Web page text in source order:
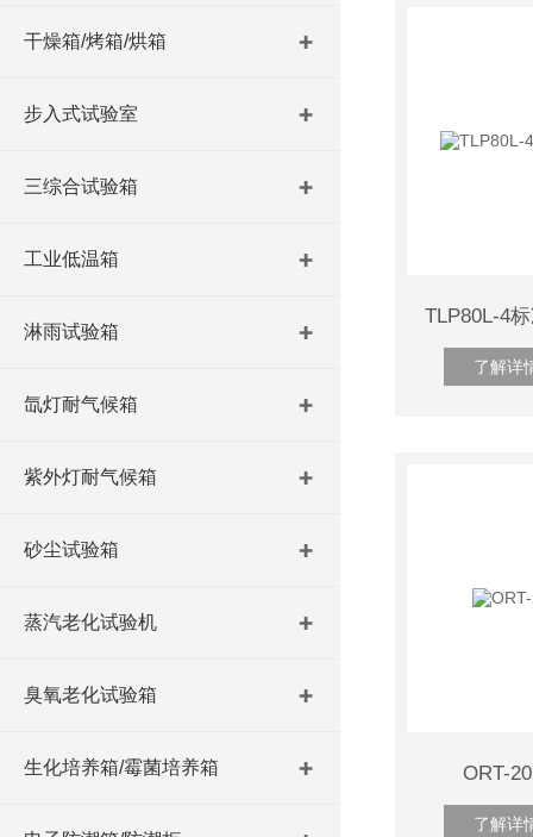
干燥箱/烤箱/烘箱
步入式试验室
三综合试验箱
工业低温箱
淋雨试验箱
氙灯耐气候箱
紫外灯耐气候箱
砂尘试验箱
蒸汽老化试验机
臭氧老化试验箱
生化培养箱/霉菌培养箱
TLP80L-4
了解详
ORT-
了解详